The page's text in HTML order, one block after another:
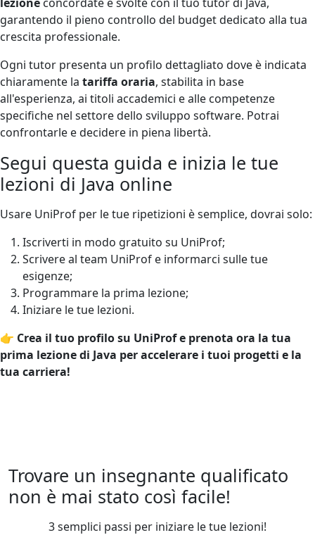
garantendo il pieno controllo del budget dedicato alla tua
crescita professionale.
Ogni tutor presenta un profilo dettagliato dove è indicata
chiaramente la tariffa oraria, stabilita in base
all'esperienza, ai titoli accademici e alle competenze
specifiche nel settore dello sviluppo software. Potrai
confrontarle e decidere in piena libertà.
Segui questa guida e inizia le tue
lezioni di Java online
Usare UniProf per le tue ripetizioni è semplice, dovrai solo:
Iscriverti in modo gratuito su UniProf;
Scrivere al team UniProf e informarci sulle tue
esigenze;
Programmare la prima lezione;
Iniziare le tue lezioni.
👉 Crea il tuo profilo su UniProf e prenota ora la tua
prima lezione di Java per accelerare i tuoi progetti e la
tua carriera!
Trovare un insegnante qualificato
non è mai stato così facile!
3 semplici passi per iniziare le tue lezioni!